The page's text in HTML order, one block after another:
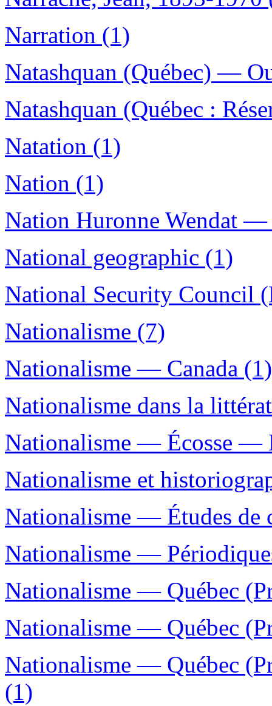
Narration (1)
Natashquan (Québec) —
Natashquan (Québec :
Natation (1)
Nation (1)
Nation Huronne Wendat —
National geographic (1)
National Security
Nationalisme (7)
Nationalisme — Canada (1)
Nationalisme dans la
Nationalisme — Écosse —
Nationalisme et
Nationalisme — Études de
Nationalisme —
Nationalisme — Québec
Nationalisme — Québec
Nationalisme — Québec
(1)